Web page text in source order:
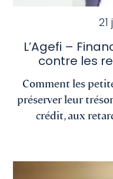
21
L’Agefi –
contre les
Comment les
préserver leur
crédit, aux